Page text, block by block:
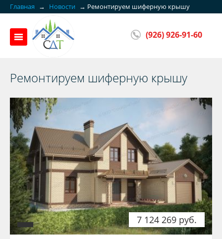
Главная → Новости → Ремонтируем шиферную крышу
(926) 926-91-60
Ремонтируем шиферную крышу
7 124 269 руб.